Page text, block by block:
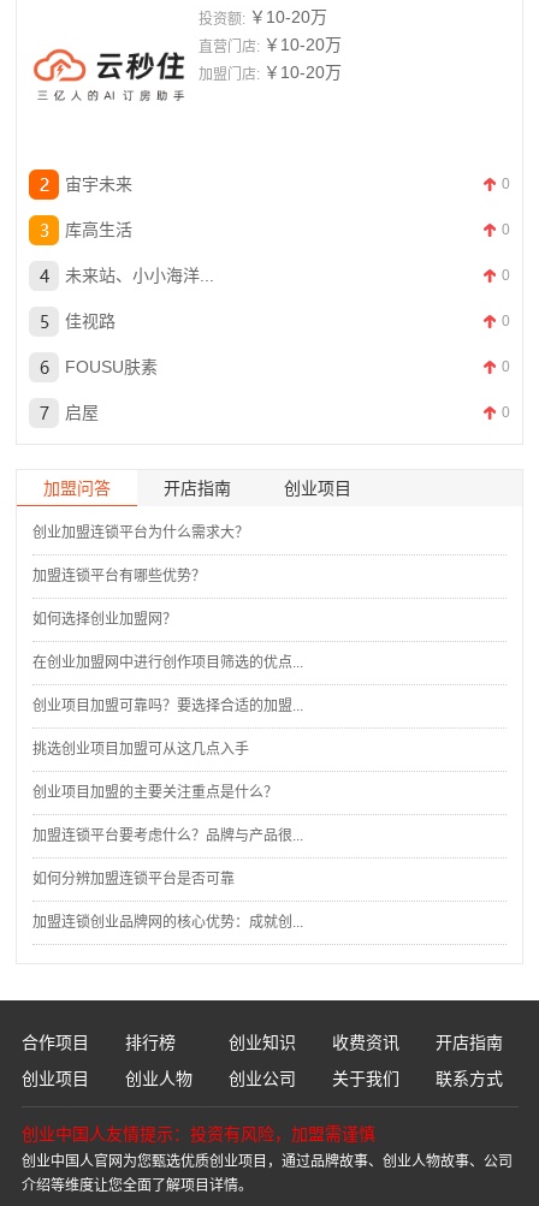
投资额: ￥10-20万
直营门店: ￥10-20万
加盟门店: ￥10-20万
宙宇未来 0
库高生活 0
未来站、小小海洋... 0
佳视路 0
FOUSU肤素 0
启屋 0
加盟问答 开店指南 创业项目
创业加盟连锁平台为什么需求大？
加盟连锁平台有哪些优势？
如何选择创业加盟网？
在创业加盟网中进行创作项目筛选的优点...
创业项目加盟可靠吗？要选择合适的加盟...
挑选创业项目加盟可从这几点入手
创业项目加盟的主要关注重点是什么？
加盟连锁平台要考虑什么？品牌与产品很...
如何分辨加盟连锁平台是否可靠
加盟连锁创业品牌网的核心优势：成就创...
合作项目 排行榜 创业知识 收费资讯
开店指南
创业项目
创业人物 创业公司 关于我们 联系方式
创业中国人友情提示：投资有风险，加盟需谨慎
创业中国人官网为您甄选优质创业项目，通过品牌故事、创业人物故事、公司
介绍等维度让您全面了解项目详情。